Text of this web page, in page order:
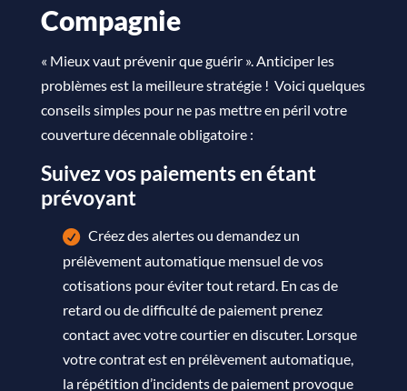
Compagnie
« Mieux vaut prévenir que guérir ». Anticiper les
problèmes est la meilleure stratégie ! Voici quelques
conseils simples pour ne pas mettre en péril votre
couverture décennale obligatoire :
Suivez vos paiements en étant
prévoyant
Créez des alertes ou demandez un
prélèvement automatique mensuel de vos
cotisations pour éviter tout retard. En cas de
retard ou de difficulté de paiement prenez
contact avec votre courtier en discuter. Lorsque
votre contrat est en prélèvement automatique,
la répétition d’incidents de paiement provoque